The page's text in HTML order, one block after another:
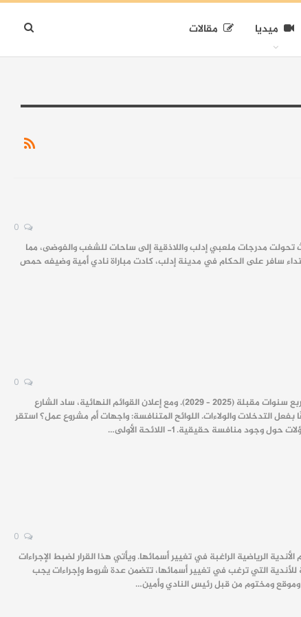
ميديا مقالات
تحولت مدرجات ملعبي إدلب واللاذقية إلى ساحات للشغب والفوضى، مما
سافر على الحكام في مدينة إدلب، كادت مباراة نادي أمية وضيفه حمص
يجري اتحاد كرة القدم السوري بعد غد الخميس (20 نوفمبر 2025) انتخاباته لتحديد اللجنة التنفيذية التي ستقود اللعبة لأربع سنوات مقبلة (2025 – 2029). ومع إعلان القوائم النهائية، ساد الشارع
التدخلات والولاءات. اللوائح المتنافسة: واجهات أم مشروع عمل؟ استقر
منافسة حقيقية. 1- اللائحة الأولى…
وتثبيت هوية الأندية، أعلنت وزارة الرياضة والشباب السورية فتح فترة زمنية مدتها 15 يومًا أمام الأندية الرياضية الراغبة في تغيير أسمائها. ويأتي هذا القرار لضبط الإجراءات
للأندية التي ترغب في تغيير أسمائها، تتضمن عدة شروط وإجراءات يجب
وموقع ومختوم من قبل رئيس النادي وأمين…